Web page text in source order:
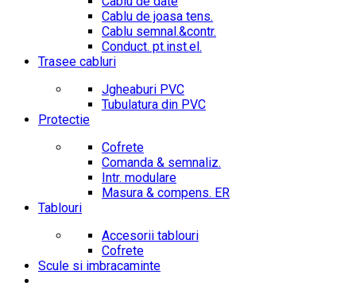
Cablu de joasa tens.
Cablu semnal.&contr.
Conduct. pt.inst.el.
Trasee cabluri
Jgheaburi PVC
Tubulatura din PVC
Protectie
Cofrete
Comanda & semnaliz.
Intr. modulare
Masura & compens. ER
Tablouri
Accesorii tablouri
Cofrete
Scule si imbracaminte